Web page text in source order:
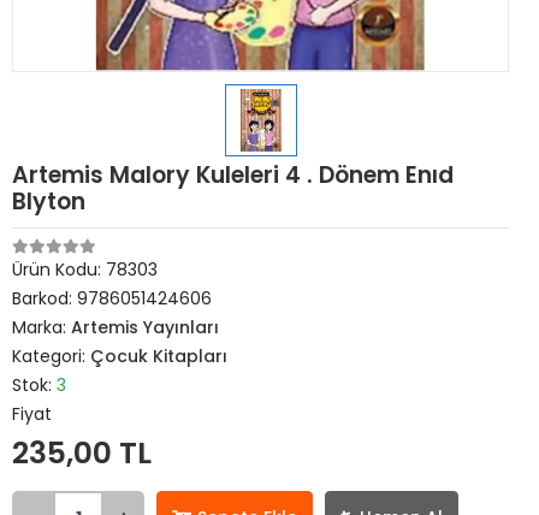
Artemis Malory Kuleleri 4 . Dönem Enıd
Blyton
Ürün Kodu: 78303
Barkod: 9786051424606
Marka: Artemis Yayınları
Kategori: Çocuk Kitapları
Stok: 3
Fiyat
235,00 TL